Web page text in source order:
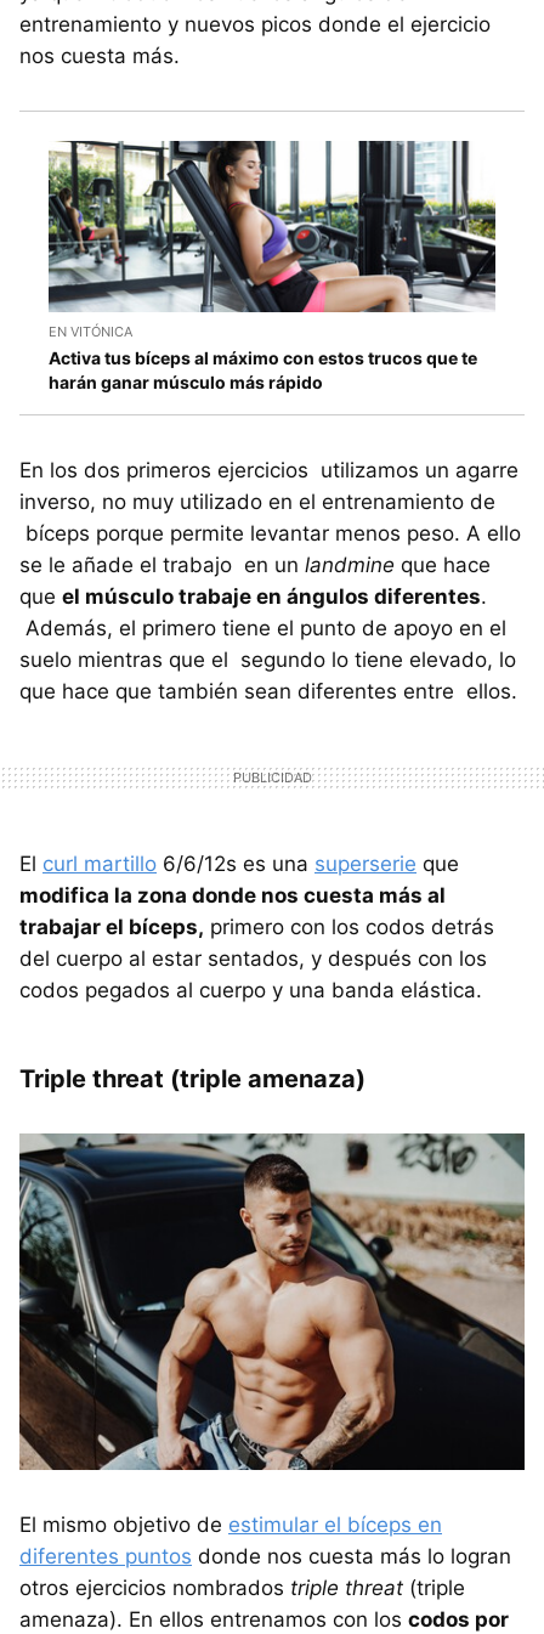
entrenamiento y nuevos picos donde el ejercicio
nos cuesta más.
EN VITÓNICA
Activa tus bíceps al máximo con estos trucos que te
harán ganar músculo más rápido
En los dos primeros ejercicios utilizamos un agarre
inverso, no muy utilizado en el entrenamiento de
bíceps porque permite levantar menos peso. A ello
se le añade el trabajo en un landmine que hace
que el músculo trabaje en ángulos diferentes.
Además, el primero tiene el punto de apoyo en el
suelo mientras que el segundo lo tiene elevado, lo
que hace que también sean diferentes entre ellos.
El curl martillo 6/6/12s es una superserie que
modifica la zona donde nos cuesta más al
trabajar el bíceps, primero con los codos detrás
del cuerpo al estar sentados, y después con los
codos pegados al cuerpo y una banda elástica.
Triple threat (triple amenaza)
El mismo objetivo de estimular el bíceps en
diferentes puntos donde nos cuesta más lo logran
otros ejercicios nombrados triple threat (triple
amenaza). En ellos entrenamos con los codos por